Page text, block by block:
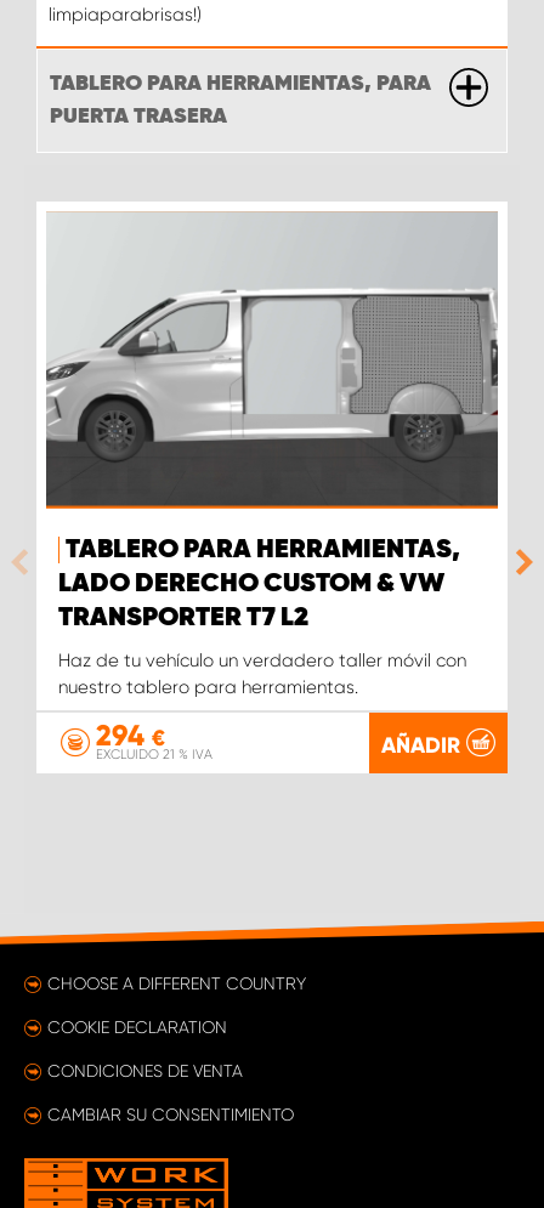
limpiaparabrisas!)
TABLERO PARA HERRAMIENTAS, PARA
PUERTA TRASERA
TABLERO PARA HERRAMIENTAS,
LADO DERECHO CUSTOM & VW
TRANSPORTER T7 L2
Haz de tu vehículo un verdadero taller móvil con
nuestro tablero para herramientas.
294 €
EXCLUIDO 21 % IVA AÑADIR
CHOOSE A DIFFERENT COUNTRY
COOKIE DECLARATION
CONDICIONES DE VENTA
CAMBIAR SU CONSENTIMIENTO